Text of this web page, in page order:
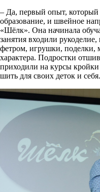
– Да, первый опыт, который
образование, и швейное
«Шёлк». Она начинала
занятия входили
фетром, игрушки, поделки,
характера. Подростки
приходили на курсы
шить для своих деток и себя.